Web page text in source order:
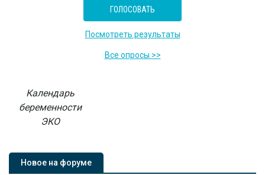
Посмотреть результаты
Все опросы >>
Календарь
беременности
ЭКО
Новое на форуме